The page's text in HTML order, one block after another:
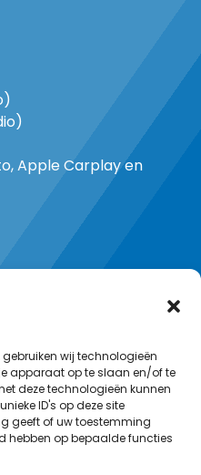
wij technologieën
apparaat op te slaan en/of te
deze technologieën kunnen
ID's op deze site
geeft of uw toestemming
hebben op bepaalde functies
Apple Carplay en